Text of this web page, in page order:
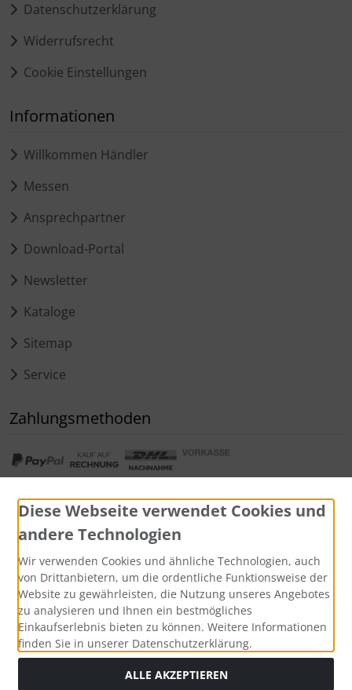
Datenschutzerklärung
Widerrufsrecht
Cookie Einstellungen
Informationen
Willkommen Händler
Messen
Ansprechpartner
Download-Portal
Newsletter
Kataloge
Sitemap
Service
Zahlungsmethoden
Diese Webseite verwendet Cookies und
andere Technologien
Wir verwenden Cookies und ähnliche Technologien, auch
von Drittanbietern, um die ordentliche Funktionsweise der
Website zu gewährleisten, die Nutzung unseres Angebotes
zu analysieren und Ihnen ein bestmögliches
Einkaufserlebnis bieten zu können. Weitere Informationen
finden Sie in unserer Datenschutzerklärung.
ALLE AKZEPTIEREN